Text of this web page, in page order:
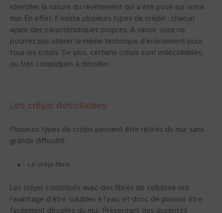
identifier la nature du revêtement qui a été posé sur votre
mur. En effet, Il existe plusieurs types de crépis ; chacun
ayant des caractéristiques propres. A savoir, vous ne
pourrez pas utiliser la même technique d’enlèvement pour
tous les crépis. De plus, certains crépis sont indécollables,
ou très compliqués à décoller.
Les crépis décollables
Plusieurs types de crépis peuvent être retirés du mur sans
grande difficulté.
Le crépi fibre
Les crépis constitués avec des fibres de cellulose ont
l’avantage d’être solubles à l’eau, et donc de pouvoir être
facilement décollés du mur. Présentant des aspérités